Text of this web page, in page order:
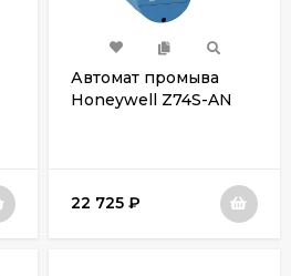
Автомат промыва
Honeywell Z74S-AN
22 725 ₽